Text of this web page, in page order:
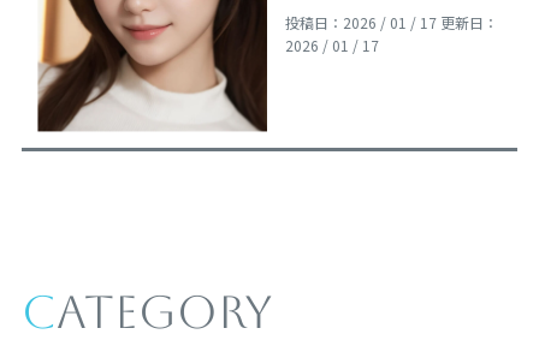
投稿日：2026 / 01 / 17 更新日：
2026 / 01 / 17
Category